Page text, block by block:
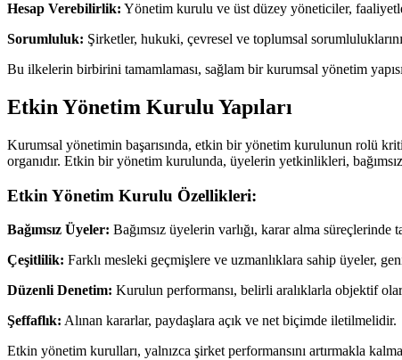
Hesap Verebilirlik: Yönetim kurulu ve üst düzey yöneticiler,
Sorumluluk: Şirketler, hukuki, çevresel ve toplumsal
Bu ilkelerin birbirini tamamlaması, sağlam bir kurumsal yönetim
Etkin Yönetim Kurulu Yapıları
Kurumsal yönetimin başarısında, etkin bir yönetim kurulunun rolü
organıdır. Etkin bir yönetim kurulunda, üyelerin yetkinlikleri,
Etkin Yönetim Kurulu Özellikleri:
Bağımsız Üyeler: Bağımsız üyelerin varlığı, karar alma süreçlerinde
Çeşitlilik: Farklı mesleki geçmişlere ve uzmanlıklara sahip üyeler,
Düzenli Denetim: Kurulun performansı, belirli aralıklarla objektif
Şeffaflık: Alınan kararlar, paydaşlara açık ve net biçimde iletilmelidir.
Etkin yönetim kurulları, yalnızca şirket performansını artırmakla